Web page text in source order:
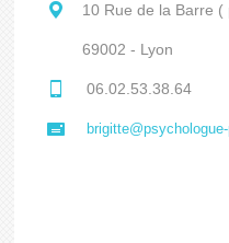
10 Rue de la Barre
69002 - Lyon
06.02.53.38.64